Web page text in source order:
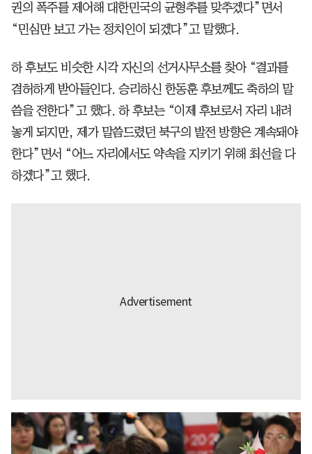
권의 폭주를 제어해 대한민국의 균형추를 맞추겠다”면서
“민심만 보고 가는 정치인이 되겠다”고 말했다.
하 후보도 비슷한 시각 자신의 선거사무소를 찾아 “결과를
겸허하게 받아들인다. 승리하신 한동훈 후보께도 축하의 말
씀을 전한다”고 했다. 하 후보는 “이제 후보로서 자리 내려
놓게 되지만, 제가 말씀드렸던 북구의 발전 방향은 계속돼야
한다”면서 “어느 자리에서도 약속을 지키기 위해 최선을 다
하겠다”고 했다.